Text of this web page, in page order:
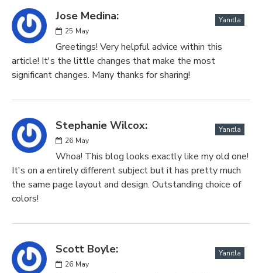
Jose Medina:
25 May
Yanıtla
Greetings! Very helpful advice within this
article! It's the little changes that make the most
significant changes. Many thanks for sharing!
Stephanie Wilcox:
26 May
Yanıtla
Whoa! This blog looks exactly like my old one!
It's on a entirely different subject but it has pretty much
the same page layout and design. Outstanding choice of
colors!
Scott Boyle:
26 May
Yanıtla